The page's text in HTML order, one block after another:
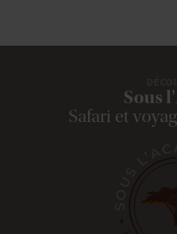
Sous
Safari et